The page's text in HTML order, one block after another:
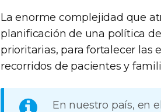
La enorme complejidad que
planificación de una política
prioritarias, para fortalecer las
recorridos de pacientes y
En nuestro país, en